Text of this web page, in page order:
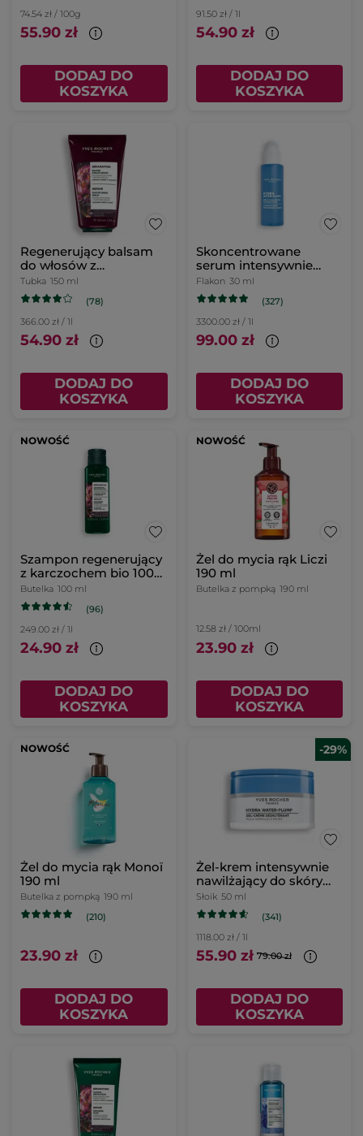
74.54 zł / 100g
55.90 zł
DODAJ DO
KOSZYKA
91.50 zł / 1l
54.90 zł
DODAJ DO
KOSZYKA
Regenerujący balsam
do włosów z
karczochem bio 150 ml
Tubka 150 ml
(78)
366.00 zł / 1l
54.90 zł
DODAJ DO
KOSZYKA
Skoncentrowane
serum intensywnie
nawilżające 30 ml
Flakon 30 ml
(327)
3300.00 zł / 1l
99.00 zł
DODAJ DO
KOSZYKA
NOWOŚĆ
Szampon regenerujący
z karczochem bio 100
ml
Butelka 100 ml
(96)
249.00 zł / 1l
24.90 zł
DODAJ DO
KOSZYKA
NOWOŚĆ
Żel do mycia rąk Liczi
190 ml
Butelka z pompką 190 ml
12.58 zł / 100ml
23.90 zł
DODAJ DO
KOSZYKA
NOWOŚĆ
Żel do mycia rąk Monoï
190 ml
Butelka z pompką 190 ml
(210)
23.90 zł
DODAJ DO
KOSZYKA
-29%
Żel-krem intensywnie
nawilżający do skóry
normalnej i mieszanej
50 ml
Słoik 50 ml
(341)
1118.00 zł / 1l
55.90 zł 79.00 zł
DODAJ DO
KOSZYKA